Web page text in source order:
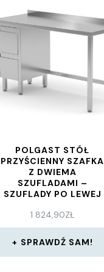
POLGAST STÓŁ
PRZYŚCIENNY SZAFKA
Z DWIEMA
SZUFLADAMI –
SZUFLADY PO LEWEJ
1 824,90ZŁ
SPRAWDŹ SAM!